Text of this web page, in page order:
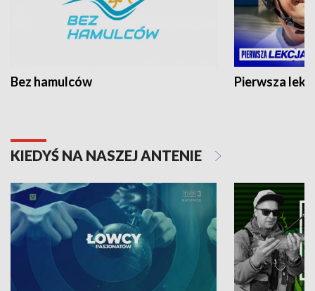
Bez hamulców Pierwsza
KIEDYŚ NA NASZEJ ANTENIE